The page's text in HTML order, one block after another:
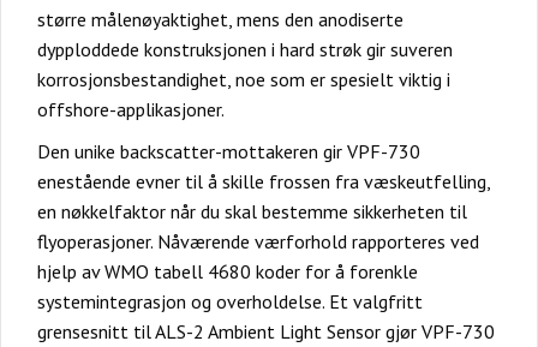
større målenøyaktighet, mens den anodiserte
dypploddede konstruksjonen i hard strøk gir suveren
korrosjonsbestandighet, noe som er spesielt viktig i
offshore-applikasjoner.
Den unike backscatter-mottakeren gir VPF-730
enestående evner til å skille frossen fra væskeutfelling,
en nøkkelfaktor når du skal bestemme sikkerheten til
flyoperasjoner. Nåværende værforhold rapporteres ved
hjelp av WMO tabell 4680 koder for å forenkle
systemintegrasjon og overholdelse. Et valgfritt
grensesnitt til ALS-2 Ambient Light Sensor gjør VPF-730